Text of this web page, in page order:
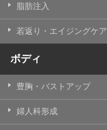
脂肪注入
若返り・エイジングケア
ボディ
豊胸・バストアップ
婦人科形成